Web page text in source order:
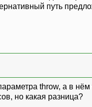
путь
throw, а в
но какая разница?